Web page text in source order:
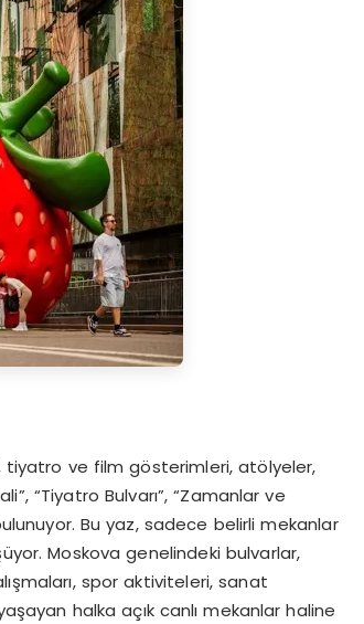
tiyatro ve film gösterimleri, atölyeler,
“Tiyatro Bulvarı”, “Zamanlar ve
Bu yaz, sadece belirli mekanlar
Moskova genelindeki bulvarlar,
spor aktiviteleri, sanat
halka açık canlı mekanlar haline